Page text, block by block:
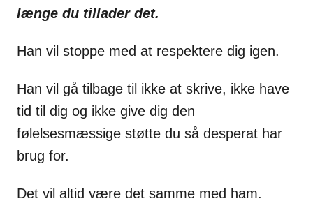
længe du tillader det.
Han vil stoppe med at respektere dig igen.
Han vil gå tilbage til ikke at skrive, ikke have
tid til dig og ikke give dig den
følelsesmæssige støtte du så desperat har
brug for.
Det vil altid være det samme med ham.